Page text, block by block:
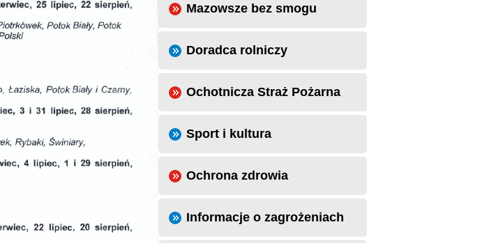
Mazowsze bez smogu
Doradca rolniczy
Ochotnicza Straż Pożarna
Sport i kultura
Ochrona zdrowia
Informacje o zagrożeniach